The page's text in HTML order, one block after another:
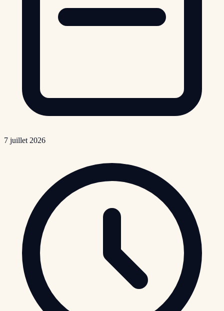
7 juillet 2026